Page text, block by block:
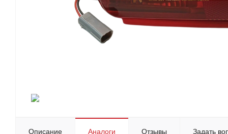
Описание Аналоги Отзывы Задать